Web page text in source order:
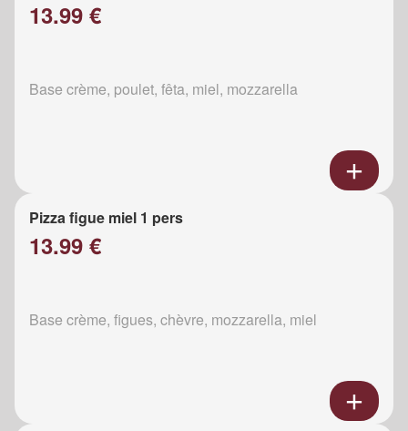
13.99 €
Base crème, poulet, fêta, miel, mozzarella
Pizza figue miel 1 pers
13.99 €
Base crème, figues, chèvre, mozzarella, miel